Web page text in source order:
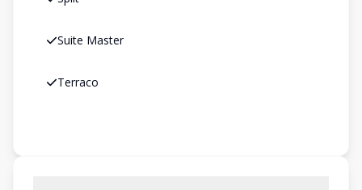
Suite Master
Terraco